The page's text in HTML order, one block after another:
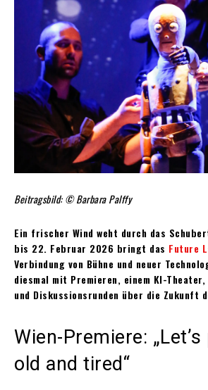
Beitragsbild: © Barbara Palffy
Ein frischer Wind weht durch das
bis 22. Februar 2026 bringt das Future
Verbindung von Bühne und neuer
diesmal mit Premieren, einem KI-Theater,
und Diskussionsrunden über die Zukunft
Wien-Premiere: „Let’s
old and tired“